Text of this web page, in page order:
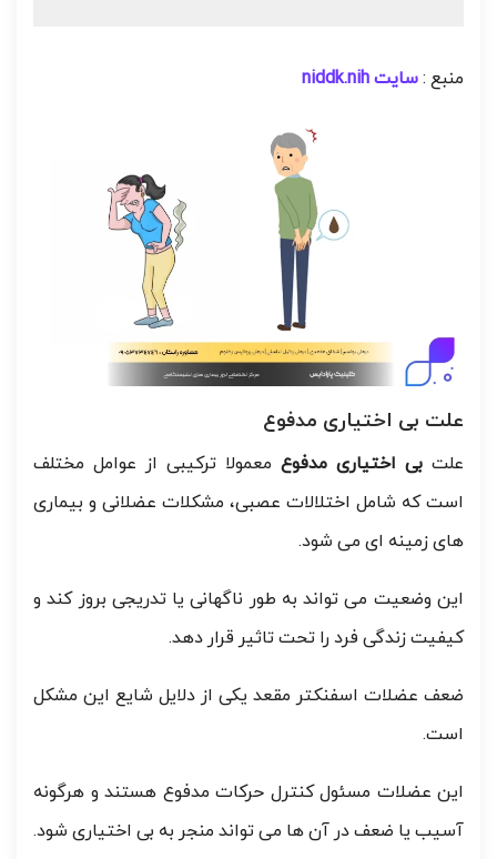
منبع :سایتniddk.nih
علت بی اختیاری مدفوع
علت بی اختیاری مدفوع معمولا ترکیبی از عوامل مختلف
است که شامل اختلالات عصبی، مشکلات عضلانی و بیماری
های زمینه ای می شود.
این وضعیت می تواند به طور ناگهانی یا تدریجی بروز کند و
کیفیت زندگی فرد را تحت تاثیر قرار دهد.
ضعف عضلات اسفنکتر مقعد یکی از دلایل شایع این مشکل
است.
این عضلات مسئول کنترل حرکات مدفوع هستند و هرگونه
آسیب یا ضعف در آن ها می تواند منجر به بی اختیاری شود.